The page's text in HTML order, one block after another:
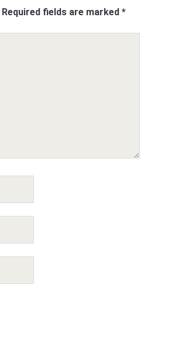
Required fields are marked*